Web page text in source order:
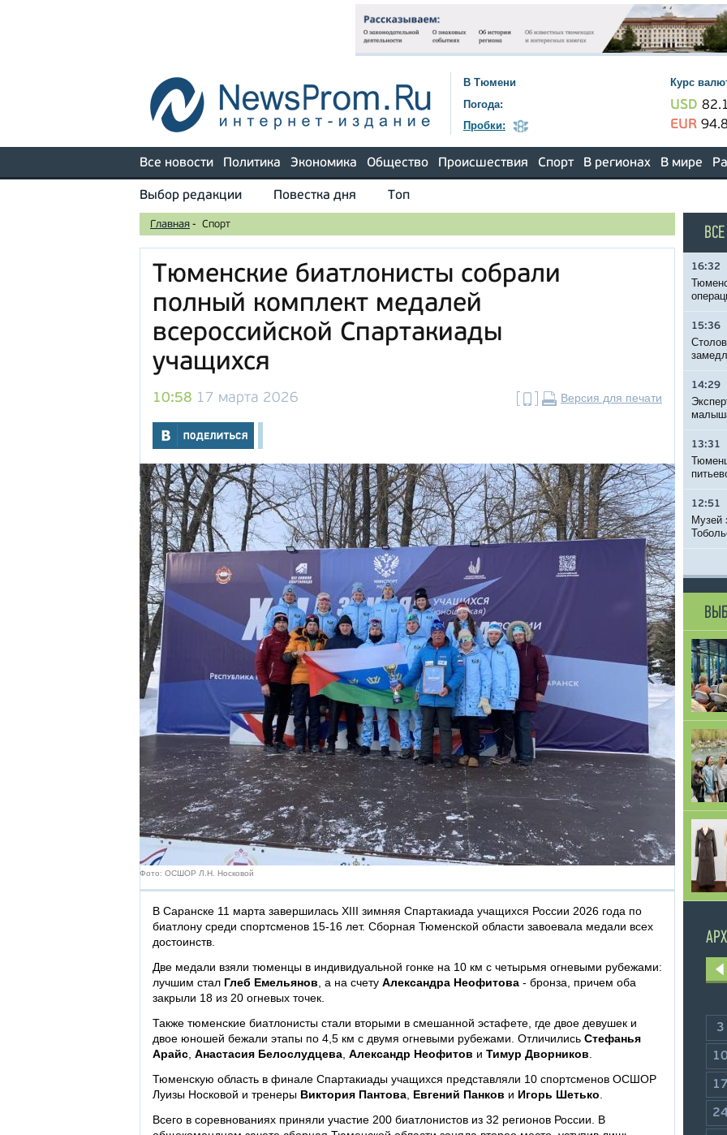
В Тюмени
Погода:
Пробки:
Курс
USD
EUR
Все новости Политика Экономика Общество Происшествия Спорт В регионах В мире
Выбор редакции Повестка дня Топ
Главная - Спорт
Тюменские биатлонисты собрали
полный комплект медалей
всероссийской Спартакиады
учащихся
10:58 17 марта 2026 Версия для печати
Фото: ОСШОР Л.Н. Носковой
В Саранске 11 марта завершилась XIII зимняя Спартакиада учащихся России 2026 года по
биатлону среди спортсменов 15-16 лет. Сборная Тюменской области завоевала медали всех
достоинств.
Две медали взяли тюменцы в индивидуальной гонке на 10 км с четырьмя огневыми рубежами:
лучшим стал Глеб Емельянов , а на счету Александра Неофитова - бронза, причем оба
закрыли 18 из 20 огневых точек.
Также тюменские биатлонисты стали вторыми в смешанной эстафете, где двое девушек и
двое юношей бежали этапы по 4,5 км с двумя огневыми рубежами. Отличились Стефанья
Арайс Анастасия Белослудцева Александр Неофитов и Тимур Дворников
Тюменскую область в финале Спартакиады учащихся представляли 10 спортсменов ОСШОР
Луизы Носковой и тренеры Виктория Пантова Евгений Панков и Игорь Шетько
Всего в соревнованиях приняли участие 200 биатлонистов из 32 регионов России. В
16:32
15:36
14:29
13:31
12:51
Музей
3
17